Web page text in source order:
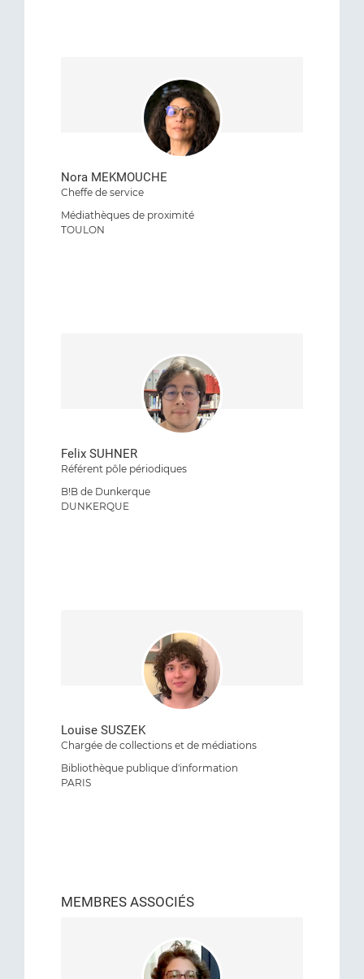
Nora MEKMOUCHE
Cheffe de service
Médiathèques de proximité
TOULON
Felix SUHNER
Référent pôle périodiques
B!B de Dunkerque
DUNKERQUE
Louise SUSZEK
Chargée de collections et de médiations
Bibliothèque publique d'information
PARIS
MEMBRES ASSOCIÉS